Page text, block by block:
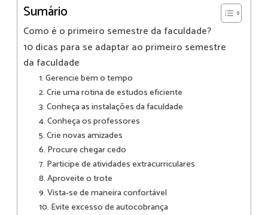
Sumário
Como é o primeiro semestre da faculdade?
10 dicas para se adaptar ao primeiro semestre
da faculdade
1. Gerencie bem o tempo
2. Crie uma rotina de estudos eficiente
3. Conheça as instalações da faculdade
4. Conheça os professores
5. Crie novas amizades
6. Procure chegar cedo
7. Participe de atividades extracurriculares
8. Aproveite o trote
9. Vista-se de maneira confortável
10. Evite excesso de autocobrança